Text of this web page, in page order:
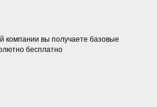
компании вы получаете базовые
бесплатно